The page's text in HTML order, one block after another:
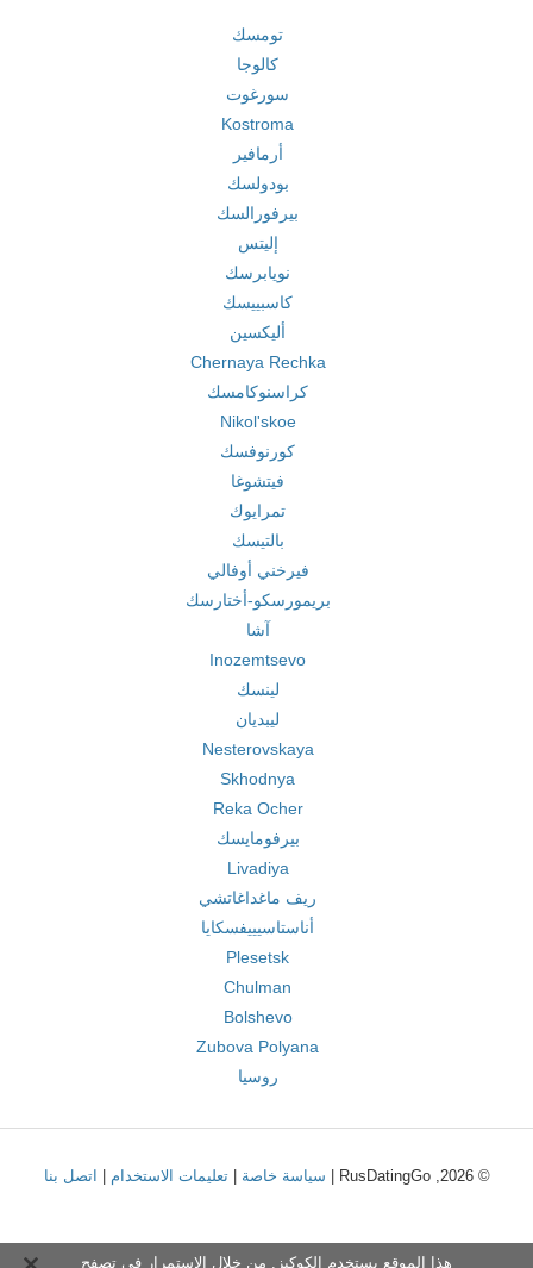
تومسك
كالوجا
سورغوت
Kostroma
أرمافير
بودولسك
بيرفورالسك
إليتس
نويابرسك
كاسبييسك
أليكسين
Chernaya Rechka
كراسنوكامسك
Nikol'skoe
كورنوفسك
فيتشوغا
تمرايوك
بالتيسك
فيرخني أوفالي
بريمورسكو-أختارسك
آشا
Inozemtsevo
لينسك
ليبديان
Nesterovskaya
Skhodnya
Reka Ocher
بيرفومايسك
Livadiya
ريف ماغداغاتشي
أناستاسيييفسكايا
Plesetsk
Chulman
Bolshevo
Zubova Polyana
روسيا
© 2026, RusDatingGo | سياسة خاصة |تعليمات الاستخدام اتصل بنا
هذا الموقع يستخدم الكوكيز. من خلال الاستمرار في تصفح